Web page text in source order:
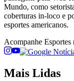
Mundo, como
coberturas in-loco e
esportes americanos.
Acompanhe Esportes
Mais Lidas